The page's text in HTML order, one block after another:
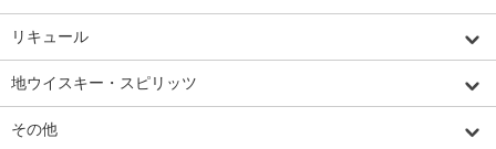
リキュール
地ウイスキー・スピリッツ
その他